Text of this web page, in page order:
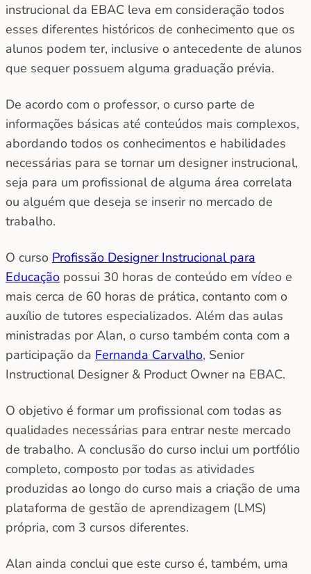
instrucional da EBAC leva em consideração todos
esses diferentes históricos de conhecimento que os
alunos podem ter, inclusive o antecedente de alunos
que sequer possuem alguma graduação prévia.
De acordo com o professor, o curso parte de
informações básicas até conteúdos mais complexos,
abordando todos os conhecimentos e habilidades
necessárias para se tornar um designer instrucional,
seja para um profissional de alguma área correlata
ou alguém que deseja se inserir no mercado de
trabalho.
O curso Profissão Designer Instrucional para
Educação possui 30 horas de conteúdo em vídeo e
mais cerca de 60 horas de prática, contanto com o
auxílio de tutores especializados. Além das aulas
ministradas por Alan, o curso também conta com a
participação da Fernanda Carvalho, Senior
Instructional Designer & Product Owner na EBAC.
O objetivo é formar um profissional com todas as
qualidades necessárias para entrar neste mercado
de trabalho. A conclusão do curso inclui um portfólio
completo, composto por todas as atividades
produzidas ao longo do curso mais a criação de uma
plataforma de gestão de aprendizagem (LMS)
própria, com 3 cursos diferentes.
Alan ainda conclui que este curso é, também, uma